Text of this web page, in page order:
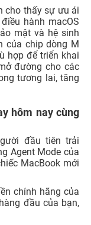
cho thấy sự ưu ái
hành macOS
mật và hệ sinh
của chip dòng M
hợp để triển khai
đường cho các
tương lai, tăng
hôm nay cùng
đầu tiên trải
Agent Mode của
MacBook mới
chính hãng của
đầu của bạn,